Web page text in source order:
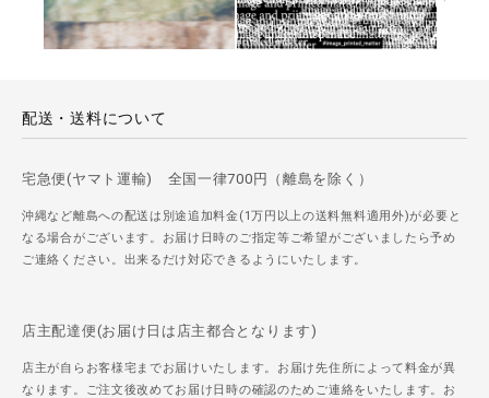
配送・送料について
宅急便(ヤマト運輸) 全国一律700円（離島を除く）
沖縄など離島への配送は別途追加料金(1万円以上の送料無料適用外)が必要と
なる場合がございます。お届け日時のご指定等ご希望がございましたら予め
ご連絡ください。出来るだけ対応できるようにいたします。
店主配達便(お届け日は店主都合となります)
店主が自らお客様宅までお届けいたします。お届け先住所によって料金が異
なります。ご注文後改めてお届け日時の確認のためご連絡をいたします。お